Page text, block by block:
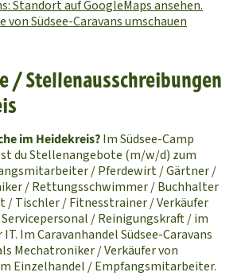
Standort auf GoogleMaps ansehen.
von Südsee-Caravans umschauen
/ Stellenausschreibungen
im Heidekreis?Im Südsee-Camp
du Stellenangebote (m/w/d) zum
/ Pferdewirt / Gärtner /
/ Rettungsschwimmer / Buchhalter
/ Tischler / Fitnesstrainer / Verkäufer
/ Reinigungskraft / im
Im Caravanhandel Südsee-Caravans
Mechatroniker / Verkäufer von
Einzelhandel / Empfangsmitarbeiter.